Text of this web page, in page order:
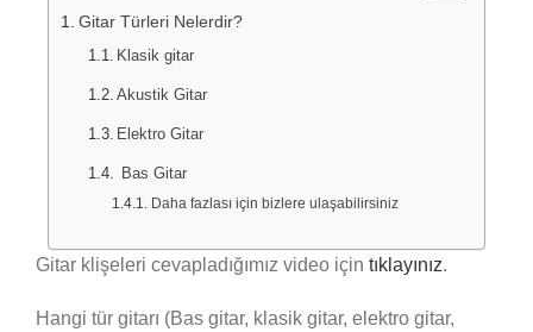
Gitar Türleri Nelerdir?
Klasik gitar
Akustik Gitar
Elektro Gitar
Bas Gitar
Daha fazlası için bizlere ulaşabilirsiniz
Gitar klişeleri cevapladığımız video için tıklayınız.
Hangi tür gitarı (Bas gitar, klasik gitar, elektro gitar,